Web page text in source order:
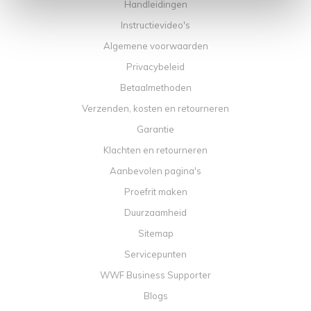
Handleidingen
Instructievideo's
Algemene voorwaarden
Privacybeleid
Betaalmethoden
Verzenden, kosten en retourneren
Garantie
Klachten en retourneren
Aanbevolen pagina's
Proefrit maken
Duurzaamheid
Sitemap
Servicepunten
WWF Business Supporter
Blogs